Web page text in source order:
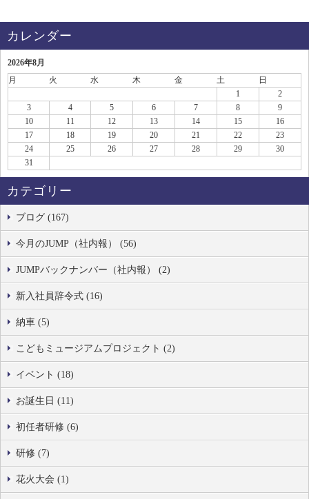
カレンダー
2026年8月
月
火 水 木 金 土
日
1
2
3
4 5 6 7 8
9
10
11 12 13 14 15
16
17
18 19 20 21 22
23
24
25 26 27 28 29
30
31
カテゴリー
ブログ (167)
今月のJUMP（社内報） (56)
JUMPバックナンバー（社内報） (2)
新入社員辞令式 (16)
納車 (5)
こどもミュージアムプロジェクト (2)
イベント (18)
お誕生日 (11)
初任者研修 (6)
研修 (7)
花火大会 (1)